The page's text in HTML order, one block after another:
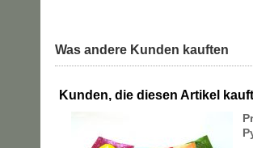
Was andere Kunden kauften
Kunden, die diesen Artikel